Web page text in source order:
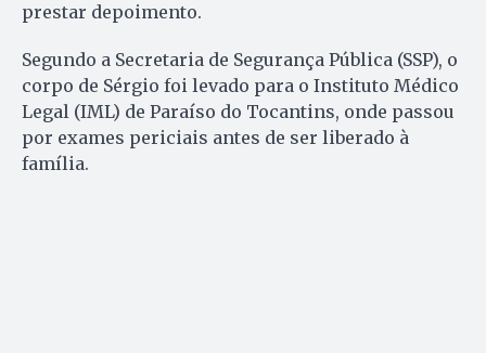
prestar depoimento.
Segundo a Secretaria de Segurança Pública (SSP), o
corpo de Sérgio foi levado para o Instituto Médico
Legal (IML) de Paraíso do Tocantins, onde passou
por exames periciais antes de ser liberado à
família.